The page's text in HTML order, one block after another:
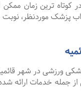
ترین زمان ممکن
موردنظر، نوبت
در شهر قائمیه
از جمله خدمات